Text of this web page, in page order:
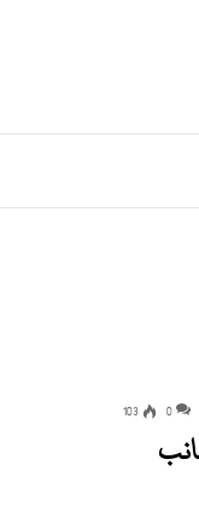
0
103